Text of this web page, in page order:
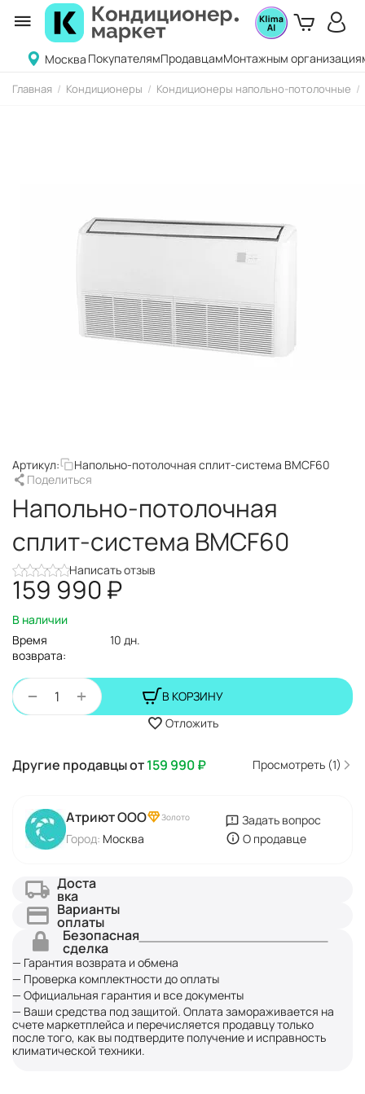
Москва ПокупателямПродавцамМонтажным
Главная / Кондиционеры / Кондиционеры напольно-потолочные /
Артикул:
Напольно-потолочная сплит-система BMCF60
Поделиться
Напольно-потолочная
сплит-система BMCF60
Написать отзыв
159 990₽
В наличии
Время
возврата:
10 дн.
+
−
В КОРЗИНУ
Отложить
Другие продавцы от159 990₽ Просмотреть (1)
Атриют ООО Золото
Город: Москва
Задать вопрос
О продавце
Доста
вка
Варианты
оплаты
Безопасная
сделка
— Гарантия возврата и обмена
— Проверка комплектности до оплаты
— Официальная гарантия и все документы
— Ваши средства под защитой. Оплата замораживается на
счете маркетплейса и перечисляется продавцу только
после того, как вы подтвердите получение и исправность
климатической техники.